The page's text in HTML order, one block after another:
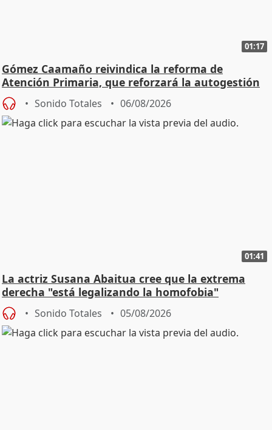
01:17
Gómez Caamaño reivindica la reforma de
Atención Primaria, que reforzará la autogestión
Sonido Totales 06/08/2026
01:41
La actriz Susana Abaitua cree que la extrema
derecha "está legalizando la homofobia"
Sonido Totales 05/08/2026